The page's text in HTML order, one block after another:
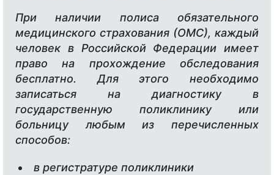
При наличии полиса обязательного
медицинского страхования (ОМС), каждый
человек в Российской Федерации имеет
право на прохождение обследования
бесплатно. Для этого необходимо
записаться на диагностику в
государственную поликлинику или
больницу любым из перечисленных
способов:
в регистратуре поликлиники